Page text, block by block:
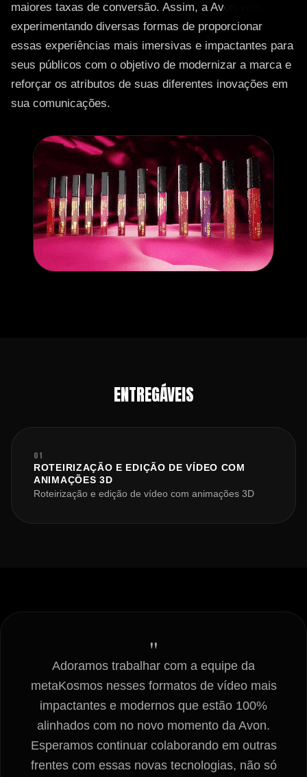
maiores taxas de conversão. Assim, a Avon vem
experimentando diversas formas de proporcionar
essas experiências mais imersivas e impactantes para
seus públicos com o objetivo de modernizar a marca e
reforçar os atributos de suas diferentes inovações em
sua comunicações.
ENTREGÁVEIS
01
ROTEIRIZAÇÃO E EDIÇÃO DE VÍDEO COM
ANIMAÇÕES 3D
Roteirização e edição de vídeo com animações 3D
"
Adoramos trabalhar com a equipe da
metaKosmos nesses formatos de vídeo mais
impactantes e modernos que estão 100%
alinhados com no novo momento da Avon.
Esperamos continuar colaborando em outras
frentes com essas novas tecnologias, não só